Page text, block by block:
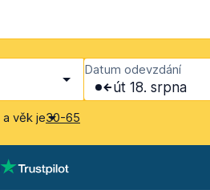
Datum odevzdání
út 18. srpna
a věk je30-65